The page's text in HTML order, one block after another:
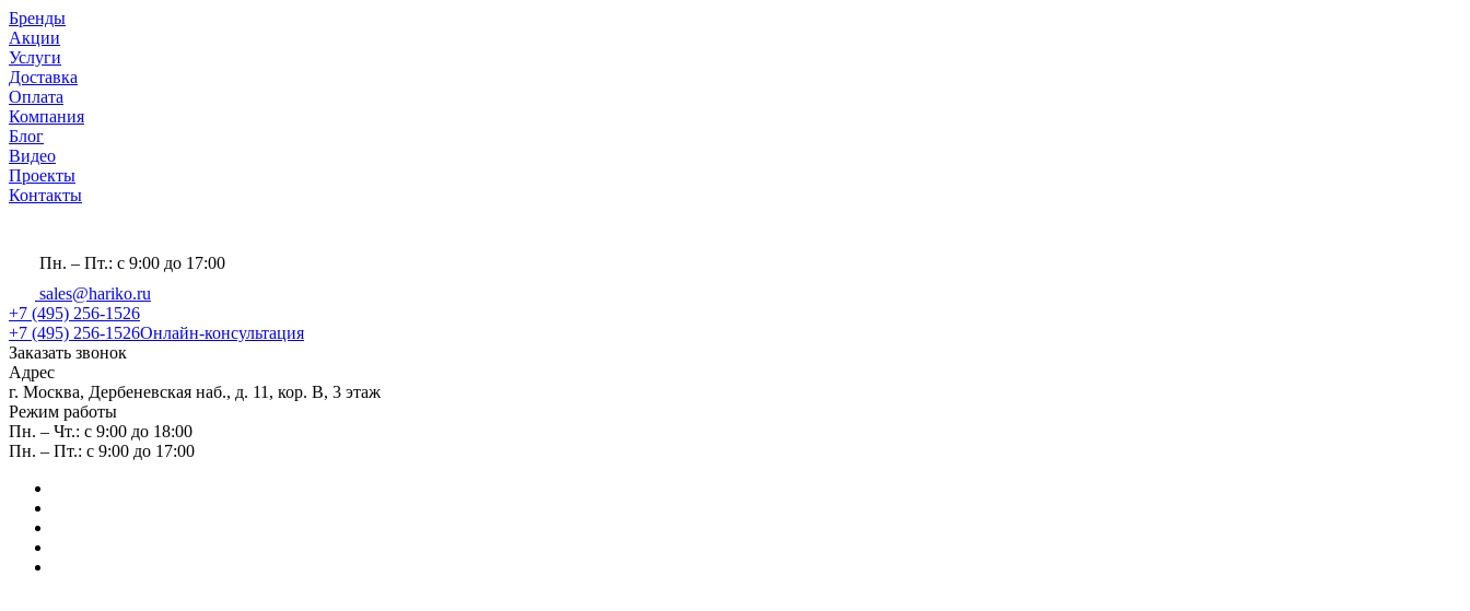
Бренды
Акции
Услуги
Доставка
Оплата
Компания
Блог
Видео
Проекты
Контакты
Пн. – Пт.: с 9:00 до 17:00
sales@hariko.ru
+7 (495) 256-1526
+7 (495) 256-1526Онлайн-консультация
Заказать звонок
Адрес
г. Москва, Дербеневская наб., д. 11, кор. В, 3 этаж
Режим работы
Пн. – Чт.: с 9:00 до 18:00
Пн. – Пт.: с 9:00 до 17:00